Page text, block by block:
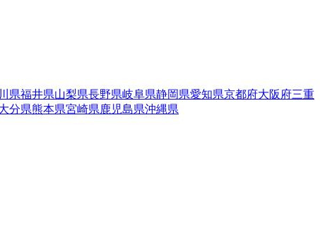
県福井県山梨県長野県岐阜県静岡県愛知県京都府大阪府三重
分県熊本県宮崎県鹿児島県沖縄県